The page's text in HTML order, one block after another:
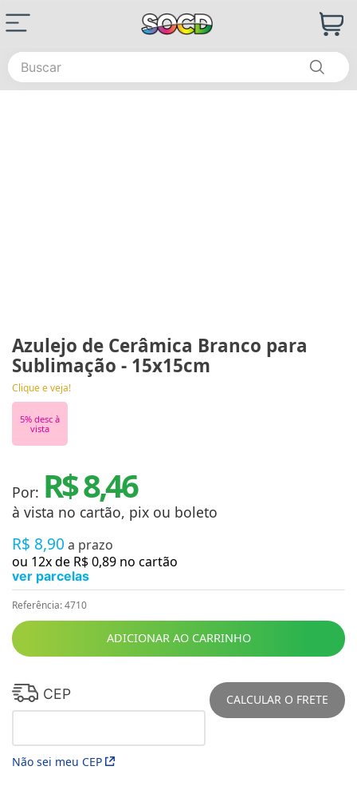
Buscar
Azulejo de Cerâmica Branco para
Sublimação - 15x15cm
Clique e veja!
5% desc à
vista
Por: R$ 8,46
à vista no cartão, pix ou boleto
R$ 8,90 a prazo
ou 12x de R$0,89 no cartão
ver parcelas
Referência:4710
ADICIONAR AO CARRINHO
CEP
Não sei meu CEP
CALCULAR O FRETE